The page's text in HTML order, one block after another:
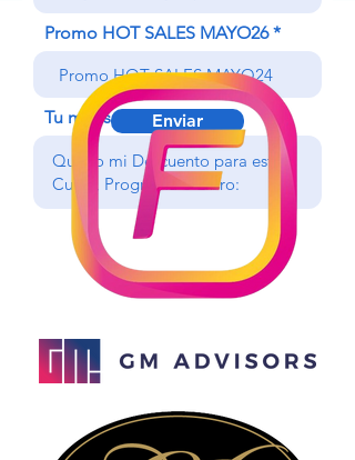
Promo HOT SALES MAYO26
Tu mensaje Enviar